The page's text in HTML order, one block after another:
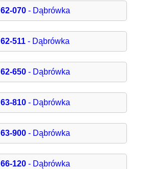
62-070- Dąbrówka
62-511 - Dąbrówka
62-650- Dąbrówka
63-810- Dąbrówka
63-900- Dąbrówka
66-120- Dąbrówka